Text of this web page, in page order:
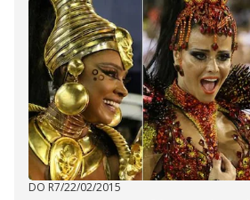
DO R7/22/02/2015